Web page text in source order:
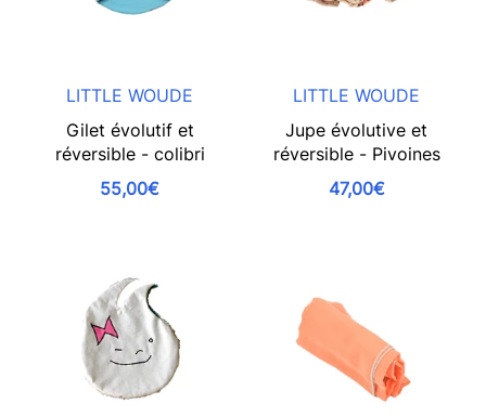
LITTLE WOUDE
Gilet évolutif et
réversible - colibri
55,00€
LITTLE WOUDE
Jupe évolutive et
réversible - Pivoines
47,00€